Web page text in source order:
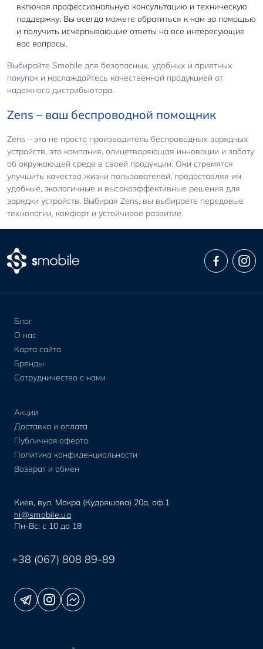
включая профессиональную консультацию и техническую
поддержку. Вы всегда можете обратиться к нам за помощью
и получить исчерпывающие ответы на все интересующие
вас вопросы.
Выбирайте Smobile для безопасных, удобных и приятных
покупок и наслаждайтесь качественной продукцией от
надежного дистрибьютора.
Zens – ваш беспроводной помощник
Zens – это не просто производитель беспроводных зарядных
устройств, это компания, олицетворяющая инновации и заботу
об окружающей среде в своей продукции. Они стремятся
улучшить качество жизни пользователей, предоставляя им
удобные, экологичные и высокоэффективные решения для
зарядки устройств. Выбирая Zens, вы выбираете передовые
технологии, комфорт и устойчивое развитие.
Блог
О нас
Карта сайта
Бренды
Сотрудничество с нами
Акции
Доставка и оплата
Публичная оферта
Политика конфиденциальности
Возврат и обмен
Киев, вул. Мокра (Кудряшова) 20а, оф.1
hi@smobile.ua
Пн-Вс: с 10 до 18
+38 (067) 808 89-89